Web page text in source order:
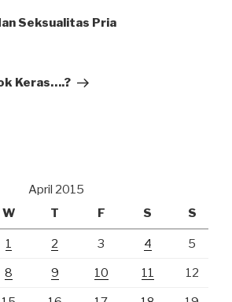
Seksualitas Pria
Keras….?
April 2015
W T F S S
1 2 3 4 5
8 9 10 11 12